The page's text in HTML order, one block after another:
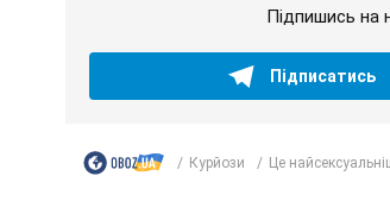
Підпишись на
Підписатись
Курйози Це